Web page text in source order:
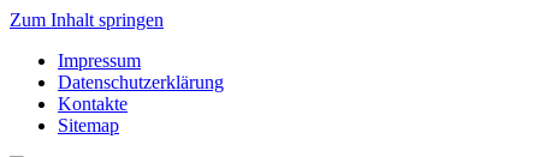
Zum Inhalt springen
Impressum
Datenschutzerklärung
Kontakte
Sitemap